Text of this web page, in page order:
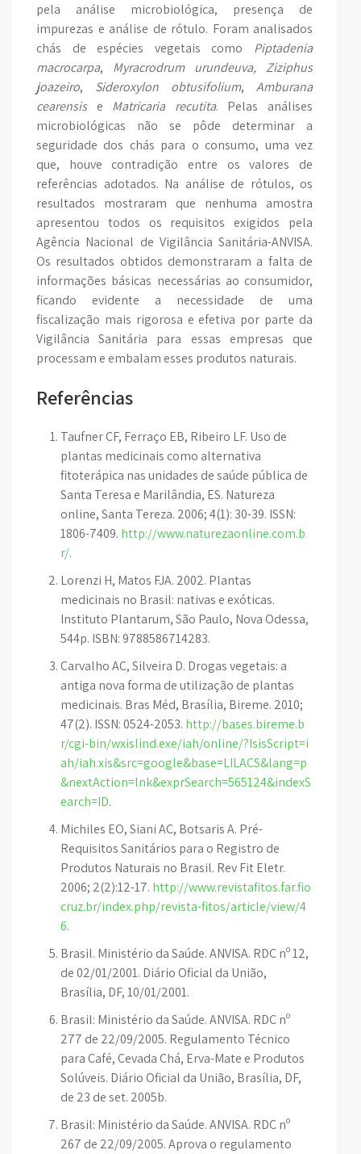
pela análise microbiológica, presença de
impurezas e análise de rótulo. Foram analisados
chás de espécies vegetais como Piptadenia
macrocarpa, Myracrodrum urundeuva, Ziziphus
joazeiro, Sideroxylon obtusifolium, Amburana
cearensise Matricaria recutita. Pelas análises
microbiológicas não se pôde determinar a
seguridade dos chás para o consumo, uma vez
que, houve contradição entre os valores de
referências adotados. Na análise de rótulos, os
resultados mostraram que nenhuma amostra
apresentou todos os requisitos exigidos pela
Agência Nacional de Vigilância Sanitária-ANVISA.
Os resultados obtidos demonstraram a falta de
informações básicas necessárias ao consumidor,
ficando evidente a necessidade de uma
fiscalização mais rigorosa e efetiva por parte da
Vigilância Sanitária para essas empresas que
processam e embalam esses produtos naturais.
Referências
Taufner CF, Ferraço EB, Ribeiro LF. Uso de
plantas medicinais como alternativa
fitoterápica nas unidades de saúde pública de
Santa Teresa e Marilândia, ES. Natureza
online, Santa Tereza. 2006; 4(1): 30-39. ISSN:
1806-7409. http://www.naturezaonline.com.b
r/.
Lorenzi H, Matos FJA. 2002. Plantas
medicinais no Brasil: nativas e exóticas.
Instituto Plantarum, São Paulo, Nova Odessa,
544p. ISBN: 9788586714283.
Carvalho AC, Silveira D. Drogas vegetais: a
antiga nova forma de utilização de plantas
medicinais. Bras Méd, Brasília, Bireme. 2010;
47(2). ISSN: 0524-2053. http://bases.bireme.b
r/cgi-bin/wxislind.exe/iah/online/?IsisScript=i
ah/iah.xis&src=google&base=LILACS&lang=p
&nextAction=lnk&exprSearch=565124&indexS
earch=ID.
Michiles EO, Siani AC, Botsaris A. Pré-
Requisitos Sanitários para o Registro de
Produtos Naturais no Brasil. Rev Fit Eletr.
2006; 2(2):12-17. http://www.revistafitos.far.fio
cruz.br/index.php/revista-fitos/article/view/4
6.
Brasil. Ministério da Saúde. ANVISA. RDC nº 12,
de 02/01/2001. Diário Oficial da União,
Brasília, DF, 10/01/2001.
Brasil: Ministério da Saúde. ANVISA. RDC nº
277 de 22/09/2005. Regulamento Técnico
para Café, Cevada Chá, Erva-Mate e Produtos
Solúveis. Diário Oficial da União, Brasília, DF,
de 23 de set. 2005b.
Brasil: Ministério da Saúde. ANVISA. RDC nº
267 de 22/09/2005. Aprova o regulamento